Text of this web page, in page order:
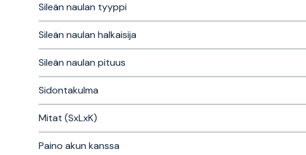
Sileän naulan tyyppi
Sileän naulan halkaisija
Sileän naulan pituus
Sidontakulma
Mitat (SxLxK)
Paino akun kanssa